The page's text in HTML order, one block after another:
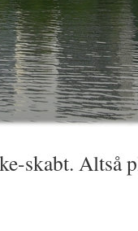
skabt. Altså